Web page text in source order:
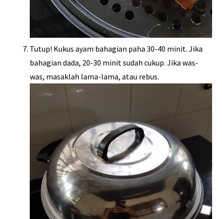
Tutup! Kukus ayam bahagian paha 30-40 minit. Jika
bahagian dada, 20-30 minit sudah cukup. Jika was-
was, masaklah lama-lama, atau rebus.